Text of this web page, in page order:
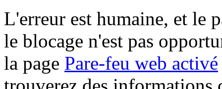
L'erreur est humaine, et le
le blocage n'est pas
la page Pare-feu web activé